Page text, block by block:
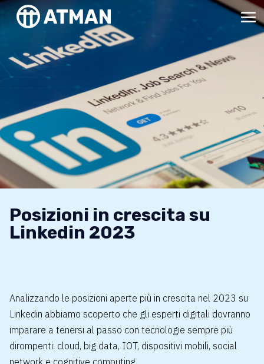
Posizioni in crescita su
Linkedin 2023
Analizzando le posizioni aperte più in crescita nel 2023 su
Linkedin abbiamo scoperto che gli esperti digitali dovranno
imparare a tenersi al passo con tecnologie sempre più
dirompenti: cloud, big data, IOT, dispositivi mobili, social
network e cognitive computing.